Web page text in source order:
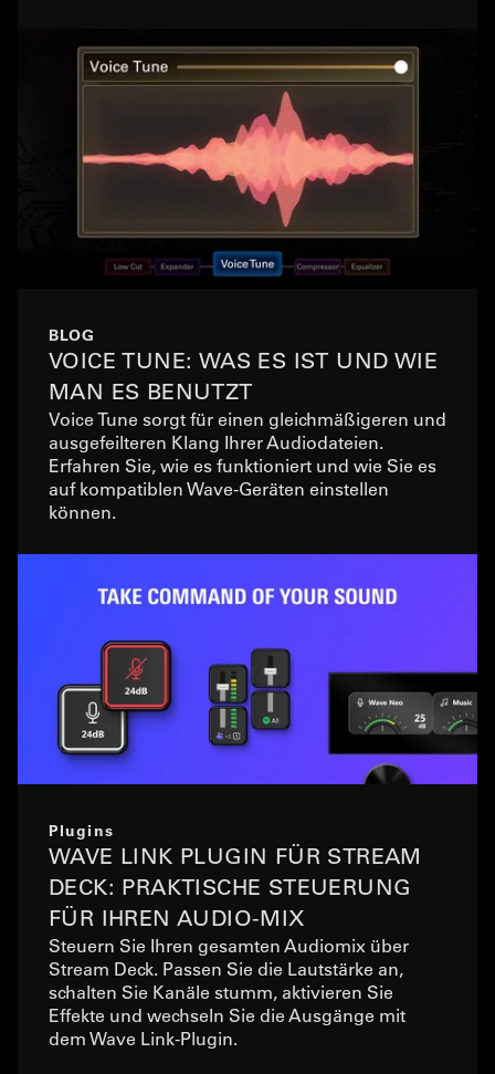
BLOG
VOICE TUNE: WAS ES IST UND WIE
MAN ES BENUTZT
Voice Tune sorgt für einen gleichmäßigeren und
ausgefeilteren Klang Ihrer Audiodateien.
Erfahren Sie, wie es funktioniert und wie Sie es
auf kompatiblen Wave-Geräten einstellen
können.
Plugins
WAVE LINK PLUGIN FÜR STREAM
DECK: PRAKTISCHE STEUERUNG
FÜR IHREN AUDIO-MIX
Steuern Sie Ihren gesamten Audiomix über
Stream Deck. Passen Sie die Lautstärke an,
schalten Sie Kanäle stumm, aktivieren Sie
Effekte und wechseln Sie die Ausgänge mit
dem Wave Link-Plugin.